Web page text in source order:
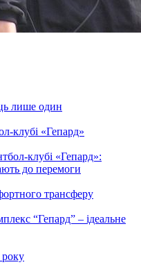
лише один
клубі «Гепард»
клубі «Гепард»:
до перемоги
трансферу
“Гепард” – ідеальне